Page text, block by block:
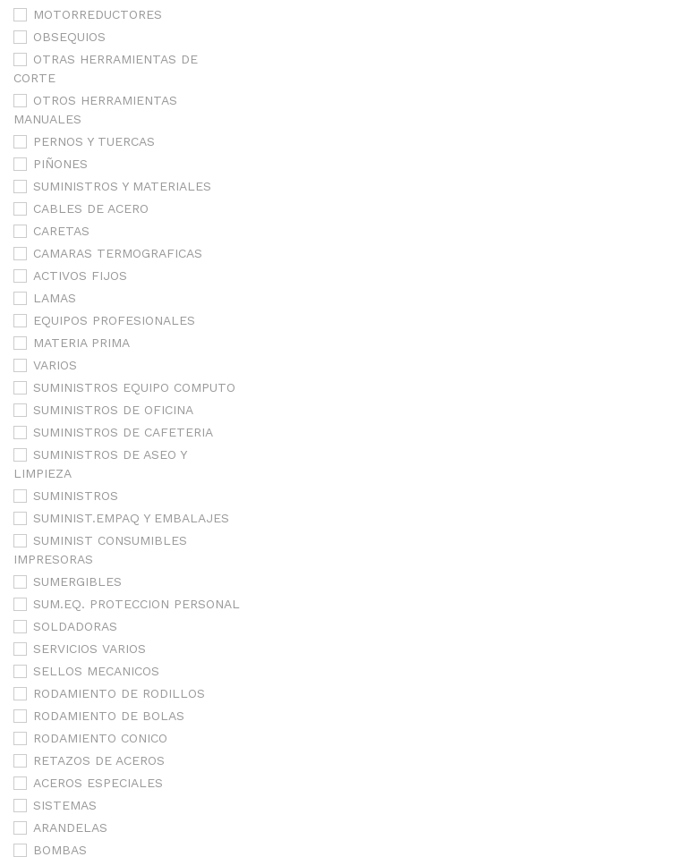
MOTORREDUCTORES
OBSEQUIOS
OTRAS HERRAMIENTAS DE
CORTE
OTROS HERRAMIENTAS
MANUALES
PERNOS Y TUERCAS
PIÑONES
SUMINISTROS Y MATERIALES
CABLES DE ACERO
CARETAS
CAMARAS TERMOGRAFICAS
ACTIVOS FIJOS
LAMAS
EQUIPOS PROFESIONALES
MATERIA PRIMA
VARIOS
SUMINISTROS EQUIPO COMPUTO
SUMINISTROS DE OFICINA
SUMINISTROS DE CAFETERIA
SUMINISTROS DE ASEO Y
LIMPIEZA
SUMINISTROS
SUMINIST.EMPAQ Y EMBALAJES
SUMINIST CONSUMIBLES
IMPRESORAS
SUMERGIBLES
SUM.EQ. PROTECCION PERSONAL
SOLDADORAS
SERVICIOS VARIOS
SELLOS MECANICOS
RODAMIENTO DE RODILLOS
RODAMIENTO DE BOLAS
RODAMIENTO CONICO
RETAZOS DE ACEROS
ACEROS ESPECIALES
SISTEMAS
ARANDELAS
BOMBAS